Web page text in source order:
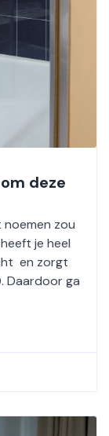
deze
noemen zou
je heel
en zorgt
Daardoor ga